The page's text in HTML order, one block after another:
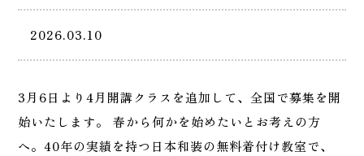
2026.03.10
3月6日より4月開講クラスを追加して、全国で募集を開
始いたします。 春から何かを始めたいとお考えの方
へ。40年の実績を持つ日本和装の無料着付け教室で、